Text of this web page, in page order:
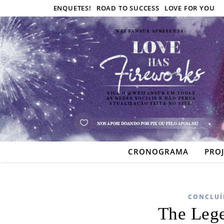
ENQUETES! ROAD TO SUCCESS LOVE FOR YOU
CRONOGRAMA
The